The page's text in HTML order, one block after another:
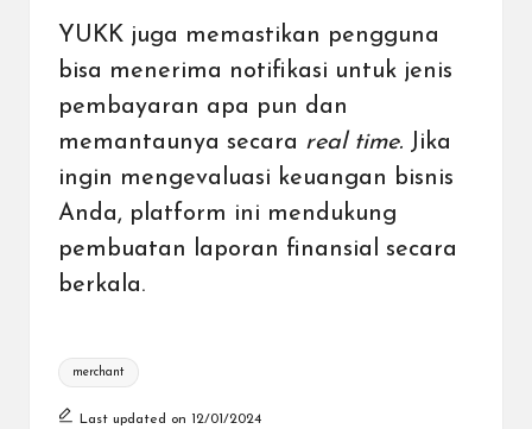
YUKK juga memastikan pengguna
bisa menerima notifikasi untuk jenis
pembayaran apa pun dan
memantaunya secara real time. Jika
ingin mengevaluasi keuangan bisnis
Anda, platform ini mendukung
pembuatan laporan finansial secara
berkala.
Tags:
merchant
Last updated on 12/01/2024